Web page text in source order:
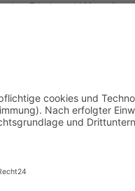
|
,Migration,Peter,
zuletzt am 6. April 2026 um
SkipperGuide